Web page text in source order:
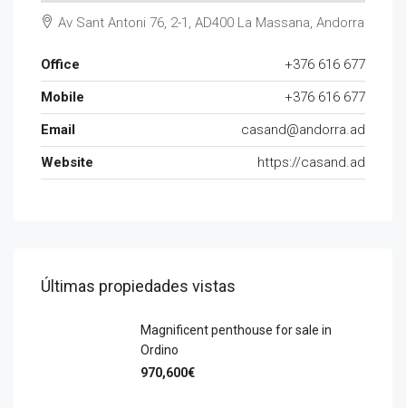
Av Sant Antoni 76, 2-1, AD400 La Massana, Andorra
Office
+376 616 677
Mobile
+376 616 677
Email
casand@andorra.ad
Website
https://casand.ad
Últimas propiedades vistas
Magnificent penthouse for sale in
Ordino
970,600€